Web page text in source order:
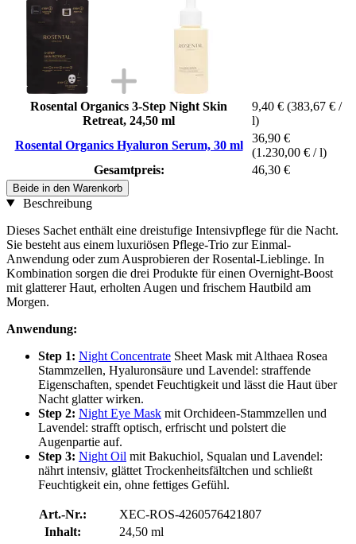
Rosental Organics 3-Step Night Skin
Retreat, 24,50 ml
9,40 € (383,67 € /
l)
Rosental Organics Hyaluron Serum, 30 ml
36,90 €
(1.230,00 € / l)
Gesamtpreis:
46,30 €
Beide in den Warenkorb
Beschreibung
Dieses Sachet enthält eine dreistufige Intensivpflege für die Nacht.
Sie besteht aus einem luxuriösen Pflege-Trio zur Einmal-
Anwendung oder zum Ausprobieren der Rosental-Lieblinge. In
Kombination sorgen die drei Produkte für einen Overnight-Boost
mit glatterer Haut, erholten Augen und frischem Hautbild am
Morgen.
Anwendung:
Step 1: Night Concentrate Sheet Mask mit Althaea Rosea
Stammzellen, Hyaluronsäure und Lavendel: straffende
Eigenschaften, spendet Feuchtigkeit und lässt die Haut über
Nacht glatter wirken.
Step 2: Night Eye Mask mit Orchideen-Stammzellen und
Lavendel: strafft optisch, erfrischt und polstert die
Augenpartie auf.
Step 3: Night Oil mit Bakuchiol, Squalan und Lavendel:
nährt intensiv, glättet Trockenheitsfältchen und schließt
Feuchtigkeit ein, ohne fettiges Gefühl.
Art.-Nr.:
XEC-ROS-4260576421807
Inhalt:
24,50 ml